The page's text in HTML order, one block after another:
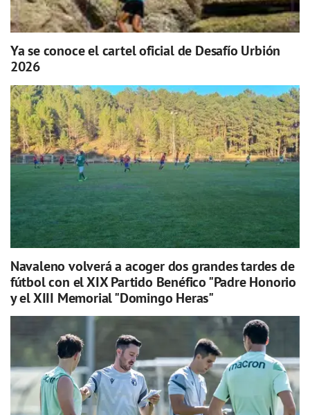
Ya se conoce el cartel oficial de Desafío Urbión
2026
Navaleno volverá a acoger dos grandes tardes de
fútbol con el XIX Partido Benéfico "Padre Honorio
y el XIII Memorial "Domingo Heras"